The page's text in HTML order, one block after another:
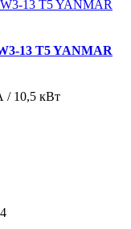
13 T5 YANMAR
/ 10,5 кВт